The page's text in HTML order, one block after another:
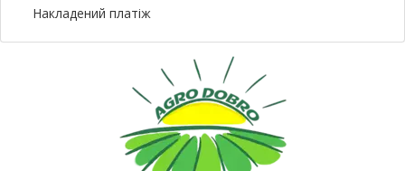
Накладений платіж